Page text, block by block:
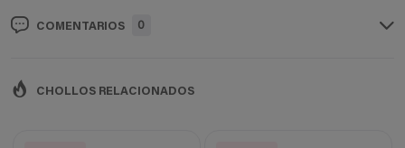
COMENTARIOS 0
CHOLLOS RELACIONADOS